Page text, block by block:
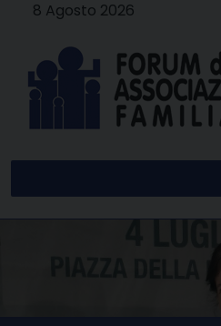
8 Agosto 2026